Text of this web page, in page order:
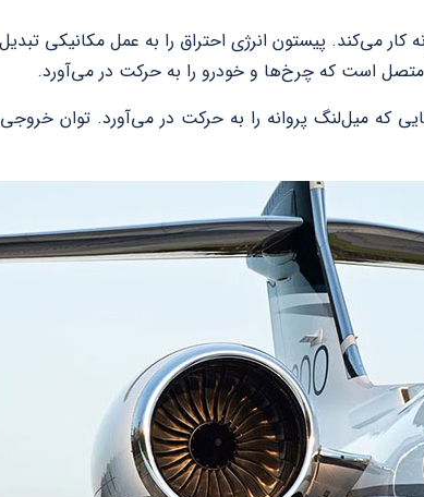
کار می‌کند. پیستون انرژی احتراق را به عمل مکانیکی
متصل است که چرخ‌ها و خودرو را به حرکت در می‌آورد.
که میل‌لنگ پروانه را به حرکت در می‌آورد. توان